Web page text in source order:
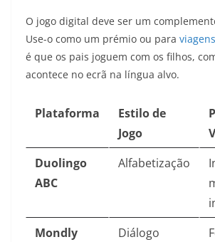
O jogo digital deve ser um
Use-o como um prémio ou para
é que os pais joguem com os filhos,
acontece no ecrã na língua alvo.
Plataforma
Estilo de
Jogo
Duolingo
ABC
Alfabetização
Mondly
Diálogo